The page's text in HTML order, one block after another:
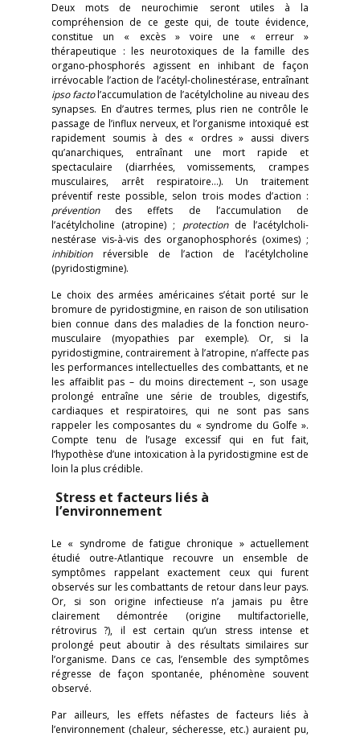
Deux mots de neurochimie seront utiles à la
compréhension de ce geste qui, de toute évidence,
constitue un « excès » voire une « erreur »
thérapeutique : les neurotoxiques de la famille des
organo-phosphorés agissent en inhibant de façon
irrévocable l’action de l’acétyl-cholinestérase, entraînant
ipso factol’accumulation de l’acétylcholine au niveau des
synapses. En d’autres termes, plus rien ne contrôle le
passage de l’influx nerveux, et l’organisme intoxiqué est
rapidement soumis à des « ordres » aussi divers
qu’anarchiques, entraînant une mort rapide et
spectaculaire (diarrhées, vomissements, crampes
musculaires, arrêt respiratoire…). Un traitement
préventif reste possible, selon trois modes d’action :
prévention des effets de l’accumulation de
l’acétylcholine (atropine) ; protection de l’acétylcholi-
nestérase vis-à-vis des organophosphorés (oximes) ;
inhibition réversible de l’action de l’acétylcholine
(pyridostigmine).
Le choix des armées américaines s’était porté sur le
bromure de pyridostigmine, en raison de son utilisation
bien connue dans des maladies de la fonction neuro-
musculaire (myopathies par exemple). Or, si la
pyridostigmine, contrairement à l’atropine, n’affecte pas
les performances intellectuelles des combattants, et ne
les affaiblit pas – du moins directement –, son usage
prolongé entraîne une série de troubles, digestifs,
cardiaques et respiratoires, qui ne sont pas sans
rappeler les composantes du « syndrome du Golfe ».
Compte tenu de l’usage excessif qui en fut fait,
l’hypothèse d’une intoxication à la pyridostigmine est de
loin la plus crédible.
Stress et facteurs liés à
l’environnement
Le « syndrome de fatigue chronique » actuellement
étudié outre-Atlantique recouvre un ensemble de
symptômes rappelant exactement ceux qui furent
observés sur les combattants de retour dans leur pays.
Or, si son origine infectieuse n’a jamais pu être
clairement démontrée (origine multifactorielle,
rétrovirus ?), il est certain qu’un stress intense et
prolongé peut aboutir à des résultats similaires sur
l’organisme. Dans ce cas, l’ensemble des symptômes
régresse de façon spontanée, phénomène souvent
observé.
Par ailleurs, les effets néfastes de facteurs liés à
l’environnement (chaleur, sécheresse, etc.) auraient pu,